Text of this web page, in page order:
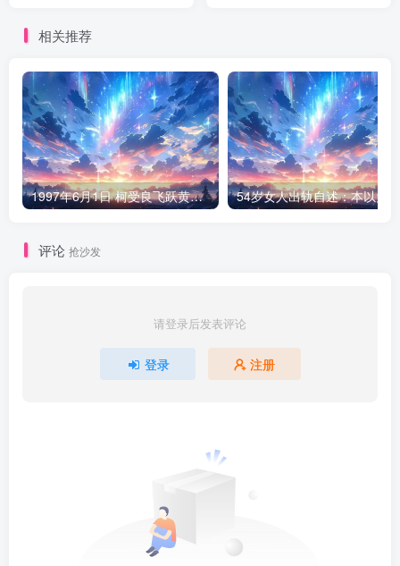
相关推荐
1997年6月1日 柯受良飞跃黄河现场
评论 抢沙发
请登录后发表评论
登录 注册